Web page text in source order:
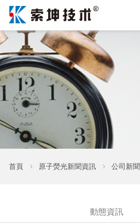
首頁 原子熒光新聞資訊 公司新聞
動態資訊